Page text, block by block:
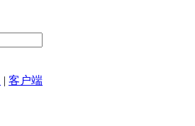
| 客户端